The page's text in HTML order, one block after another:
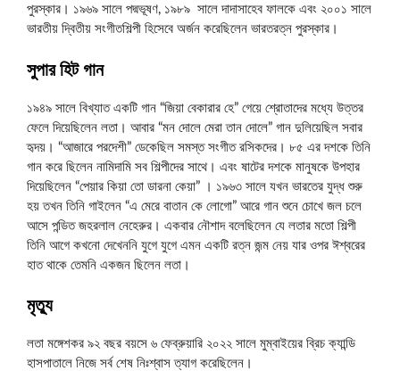
পুরস্কার। ১৯৬৯ সালে পদ্মভূষণ, ১৯৮৯ সালে দাদাসাহেব ফালকে এবং ২০০১ সালে
ভারতীয় দ্বিতীয় সংগীতশিল্পী হিসেবে অর্জন করেছিলেন ভারতরত্ন পুরস্কার।
সুপার হিট গান
১৯৪৯ সালে বিখ্যাত একটি গান “জিয়া বেকারার হে” গেয়ে শ্রোতাদের মধ্যে উত্তর
ফেলে দিয়েছিলেন লতা। আবার “মন দোলে মেরা তান দোলে” গান দুলিয়েছিল সবার
হৃদয়। “আজারে পরদেশী” ডেকেছিল সমস্ত সংগীত রসিকদের। ৮৫ এর দশকে তিনি
গান করে ছিলেন নামিদামি সব শিল্পীদের সাথে। এবং ষাটের দশকে মানুষকে উপহার
দিয়েছিলেন “পেয়ার কিয়া তো ডারনা কেয়া” । ১৯৬৩ সালে যখন ভারতের যুদ্ধ শুরু
হয় তখন তিনি গাইলেন “এ মেরে বাতান কে লোগো” আরে গান শুনে চোখে জল চলে
আসে পন্ডিত জহরলাল নেহেরুর। একবার নৌশাদ বলেছিলেন যে লতার মতো শিল্পী
তিনি আগে কখনো দেখেননি যুগে যুগে এমন একটি রত্ন জন্ম নেয় যার ওপর ঈশ্বরের
হাত থাকে তেমনি একজন ছিলেন লতা।
মৃত্যু
লতা মঙ্গেশকর ৯২ বছর বয়সে ৬ ফেব্রুয়ারি ২০২২ সালে মুম্বাইয়ের ব্রিচ ক্যান্ডি
হাসপাতালে নিজে সর্ব শেষ নিঃশ্বাস ত্যাগ করেছিলেন।